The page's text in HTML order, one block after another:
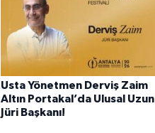
Usta Yönetmen Derviş Zaim
Altın Portakal’da Ulusal Uzun
Jüri Başkanı!